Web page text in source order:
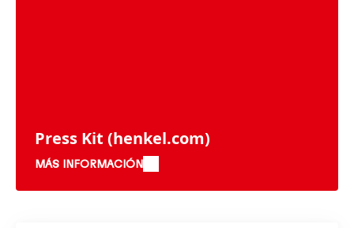
Press Kit (henkel.com)
MÁS INFORMACIÓN